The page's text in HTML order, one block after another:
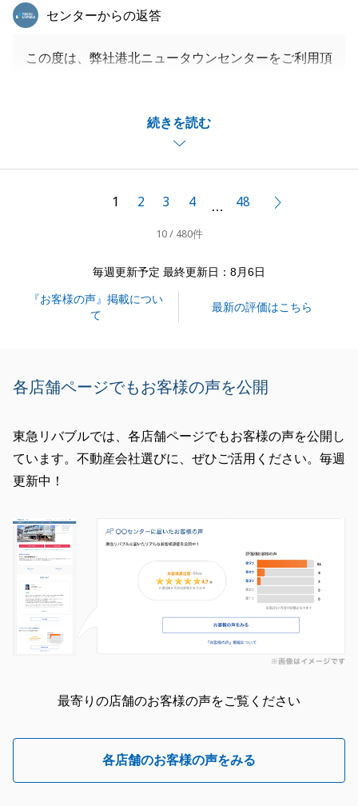
続きを読む
東急リバブル
センターからの返答
この度は、弊社港北ニュータウンセンターをご利用頂
で、またいつでもご連絡くださいませ。
先回りしてできることは対応してまいります。
また、ご指摘を頂きましたネットの管理に関しての分
会社として様々な施策、サービスを展開しております
ので、分かりやすいご説明を心がけてまいります。
2025年12月より売却サポートページとリバブルサポ
ートページを一まとめにした、「LIVABLEマイペー
ないようご案内してまいります。
1 2 3 4 … 48
10 / 480件
毎週更新予定 最終更新日：8月6日
『お客様の声』掲載につい
て
最新の評価はこちら
各店舗ページでもお客様の声を公開
東急リバブルでは、各店舗ページでもお客様の声を公開し
ています。不動産会社選びに、ぜひご活用ください。毎週
更新中！
最寄りの店舗のお客様の声をご覧ください
各店舗のお客様の声をみる